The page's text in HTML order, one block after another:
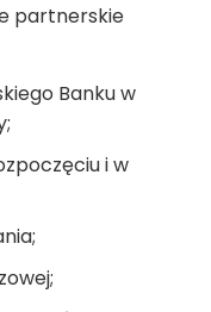
partnerskie
Banku w
i w